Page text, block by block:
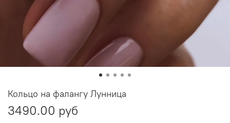
Кольцо на фалангу Лунница
3490.00 руб